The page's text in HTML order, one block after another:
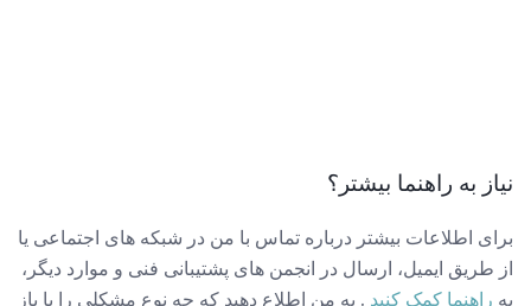
نیاز به راهنما بیشتر؟
برای اطلاعات بیشتر درباره تماس با من در شبکه های اجتماعی یا
از طریق ایمیل، ارسال در انجمن های پشتیبانی فنی و موارد دیگر،
به راهنما کمک کنید . به من اطلاع دهید که چه نوع مشکلی را با باز